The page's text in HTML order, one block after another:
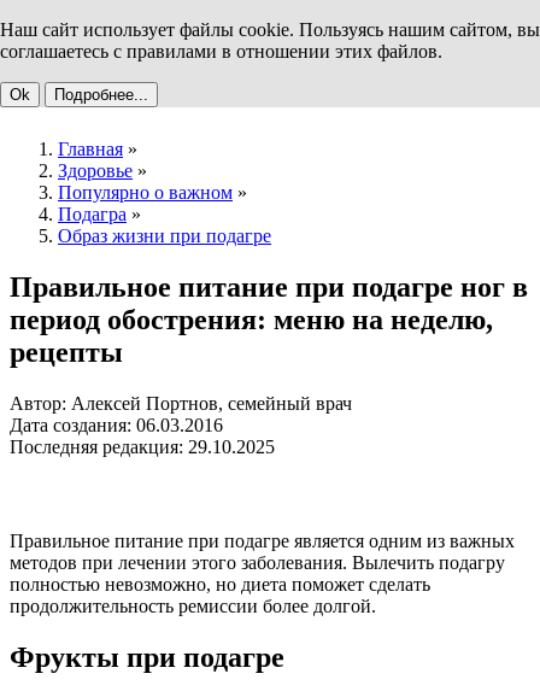
Наш сайт использует файлы cookie. Пользуясь нашим сайтом, вы
соглашаетесь с правилами в отношении этих файлов.
Ok Подробнее...
Главная »
Здоровье »
Популярно о важном »
Подагра »
Образ жизни при подагре
Правильное питание при подагре ног в
период обострения: меню на неделю,
рецепты
Автор: Алексей Портнов, семейный врач
Дата создания: 06.03.2016
Последняя редакция: 29.10.2025
Правильное питание при подагре является одним из важных
методов при лечении этого заболевания. Вылечить подагру
полностью невозможно, но диета поможет сделать
продолжительность ремиссии более долгой.
Фрукты при подагре